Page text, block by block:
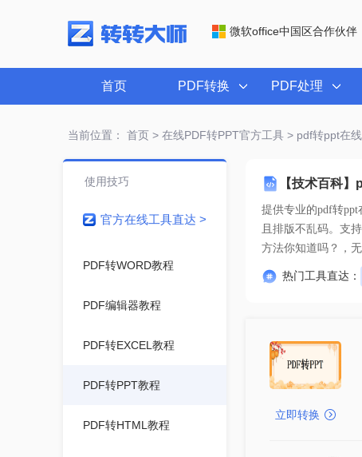
微软office中国区合作伙伴
首页 PDF转换 PDF处理
当前位置： 首页> 在线PDF转PPT官方工具> pdf转ppt在线
【技术百科
提供专业的pdf转ppt
方法你知道吗？ ，
热门工具直达：
使用技巧
官方在线工具直达 >
PDF转WORD教程
PDF编辑器教程
PDF转EXCEL教程
PDF转PPT教程
PDF转HTML教程
立即转换